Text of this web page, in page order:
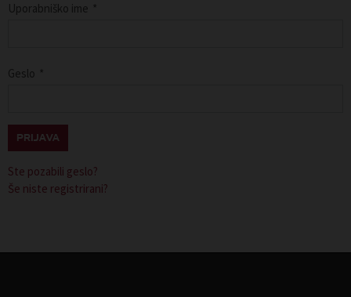
Uporabniško ime *
Geslo *
PRIJAVA
Ste pozabili geslo?
Še niste registrirani?